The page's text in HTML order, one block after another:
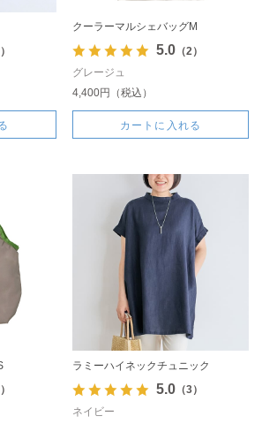
クーラーマルシェバッグM
5.0（2）
グレージュ
4,400円（税込）
カートに入れる
ラミーハイネックチュニック
5.0（3）
ネイビー